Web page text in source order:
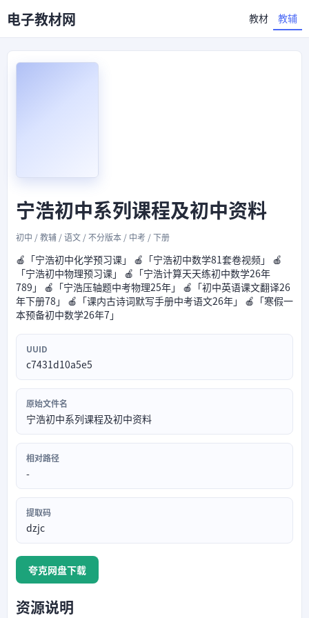
电子教材网 教材 教辅
宁浩初中系列课程及初中资料
初中 / 教辅 / 语文 / 不分版本 / 中考 / 下册
🍎「宁浩初中化学预习课」 🍎「宁浩初中数学81套卷视频」 🍎
「宁浩初中物理预习课」 🍎「宁浩计算天天练初中数学26年
789」 🍎「宁浩压轴题中考物理25年」 🍎「初中英语课文翻译26
年下册78」 🍎「课内古诗词默写手册中考语文26年」 🍎「寒假一
本预备初中数学26年7」
UUID
c7431d10a5e5
原始文件名
宁浩初中系列课程及初中资料
相对路径
-
提取码
dzjc
夸克网盘下载
资源说明